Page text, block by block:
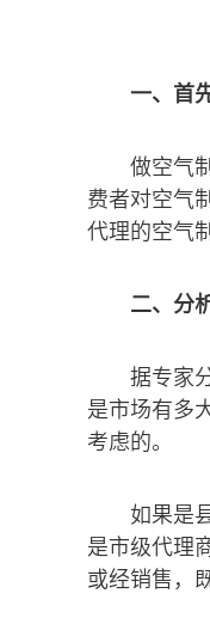
一、首
做空气
费者对空气
代理的空气
二、分
据专家
是市场有多
考虑的。
如果是
是市级代理
或经销售，